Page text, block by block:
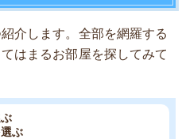
介します。全部を網羅する
はまるお部屋を探してみて
ぶ